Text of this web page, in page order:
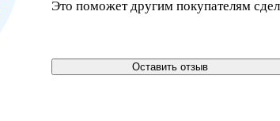
Это поможет другим покупателям
Оставить отзыв